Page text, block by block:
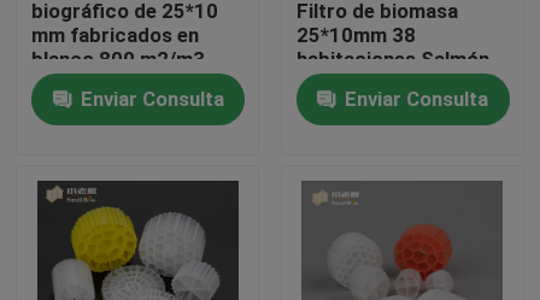
El blog
Medios de filtro MBBR
Bio medios de MBBR
biográfico de 25*10
mm fabricados en
blanco 800 m2/m3
Proceso Ifas Wwtp
A/o
Enviar Consulta
Filtro de biomasa
25*10mm 38
habitaciones Salmón
acuático Acuicultura
terrestre
Transportador
Enviar Consulta